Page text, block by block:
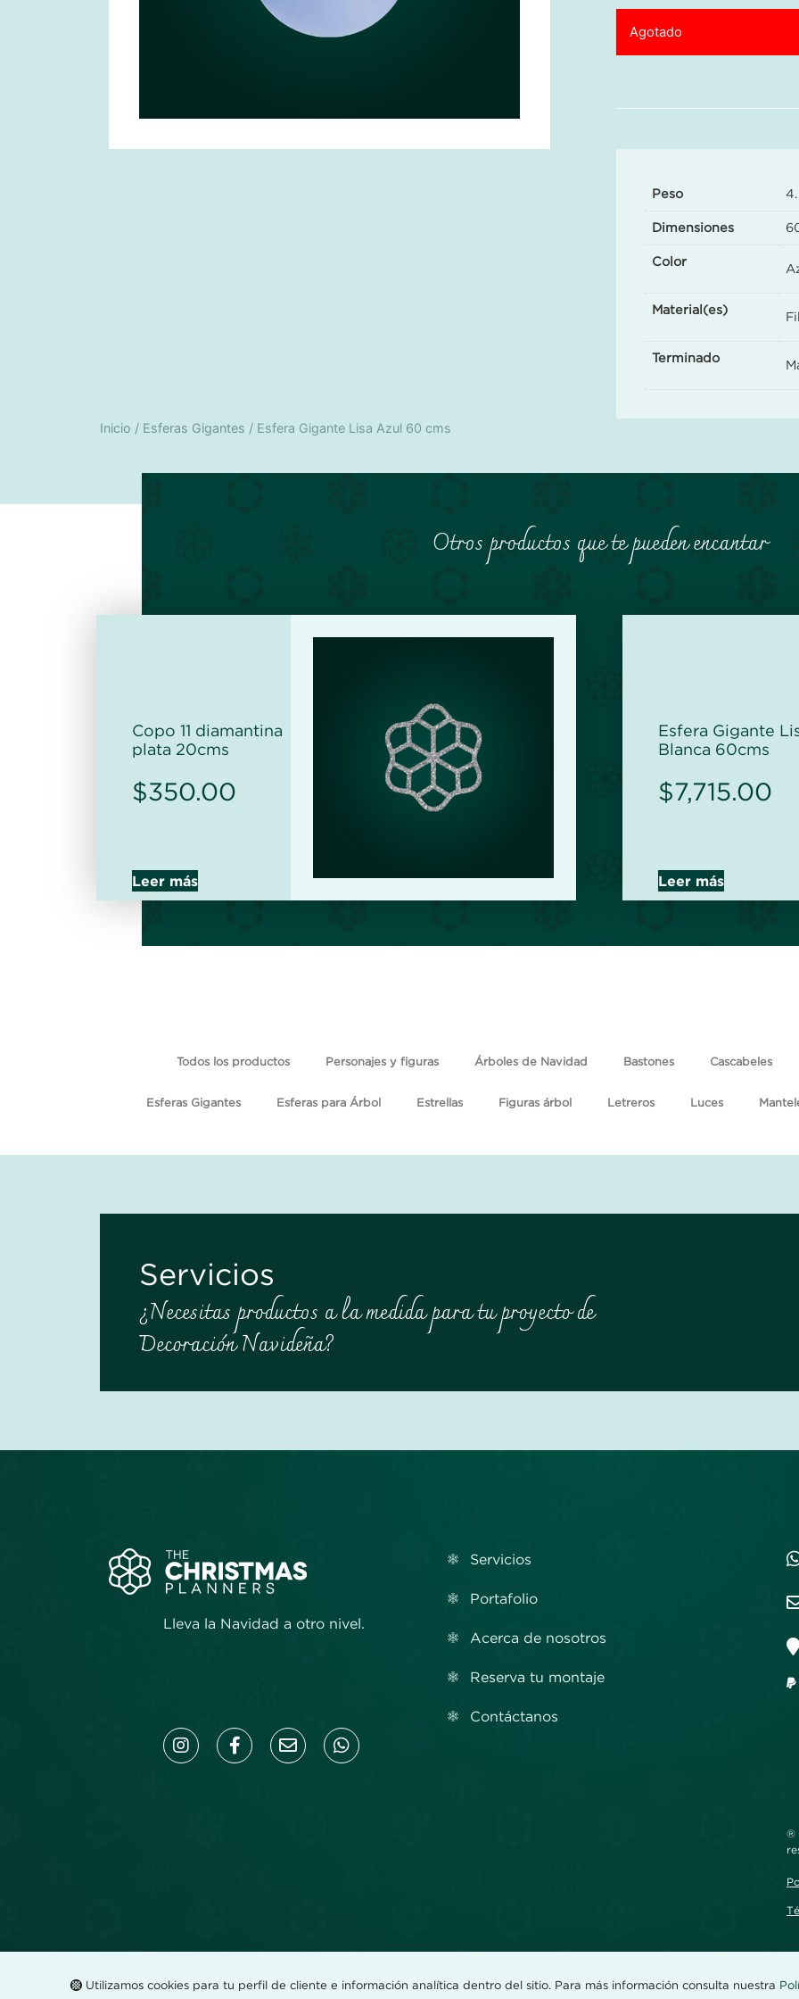
Agotado
Peso
Dimensiones
Color
Material(es)
Terminado
Inicio / Esferas Gigantes / Esfera Gigante Lisa Azul 60 cms
Otros productos que te pueden encantar
Copo 11 diamantina
plata 20cms
$350.00
Leer más
Esfera Gigante
Blanca 60cms
$7,715.00
Leer más
Todos los productos Personajes y figuras Árboles de Navidad Bastones Cascabeles
Esferas Gigantes Esferas para Árbol Estrellas Figuras árbol Letreros Luces
Servicios
¿Necesitas productos a la medida para tu proyecto de
Decoración Navideña?
Lleva la Navidad a otro nivel.
Servicios
Portafolio
Acerca de nosotros
Reserva tu montaje
Contáctanos
®
Utilizamos cookies para tu perfil de cliente e información analítica dentro del sitio. Para más información consulta nuestra